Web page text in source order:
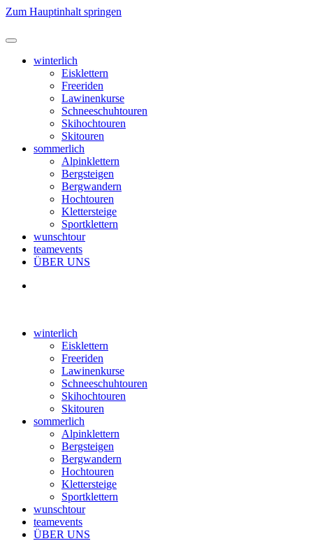
Zum Hauptinhalt springen
winterlich
Eisklettern
Freeriden
Lawinenkurse
Schneeschuhtouren
Skihochtouren
Skitouren
sommerlich
Alpinklettern
Bergsteigen
Bergwandern
Hochtouren
Klettersteige
Sportklettern
wunschtour
teamevents
ÜBER UNS
winterlich
Eisklettern
Freeriden
Lawinenkurse
Schneeschuhtouren
Skihochtouren
Skitouren
sommerlich
Alpinklettern
Bergsteigen
Bergwandern
Hochtouren
Klettersteige
Sportklettern
wunschtour
teamevents
ÜBER UNS